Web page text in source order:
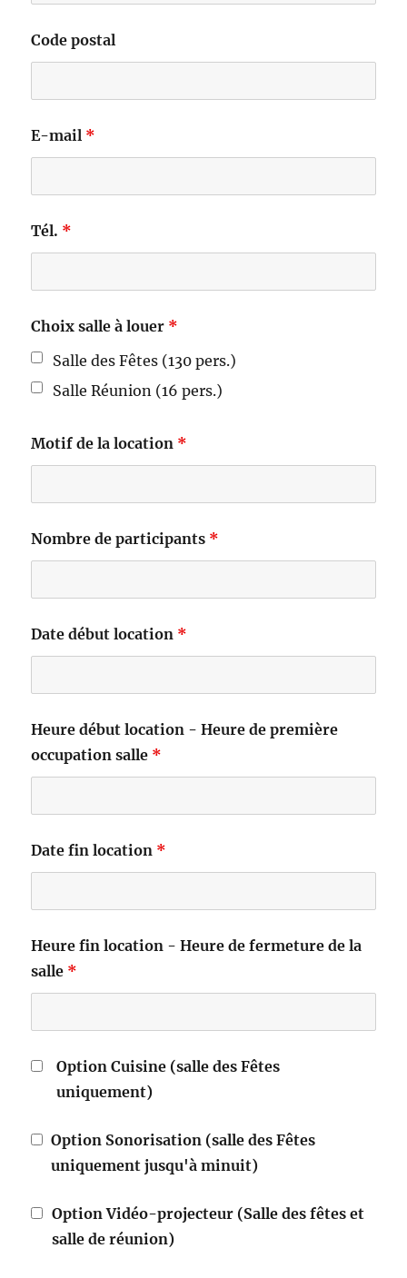
Code postal
E-mail *
Tél. *
Choix salle à louer *
Salle des Fêtes (130 pers.)
Salle Réunion (16 pers.)
Motif de la location *
Nombre de participants *
Date début location *
Heure début location - Heure de première
occupation salle *
Date fin location *
Heure fin location - Heure de fermeture de la
salle *
Option Cuisine (salle des Fêtes
uniquement)
Option Sonorisation (salle des Fêtes
uniquement jusqu'à minuit)
Option Vidéo-projecteur (Salle des fêtes et
salle de réunion)